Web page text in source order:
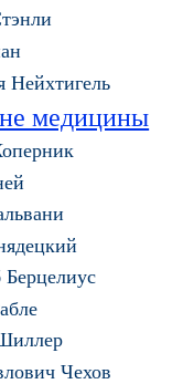
Нейхтигель
медицины
Чехов